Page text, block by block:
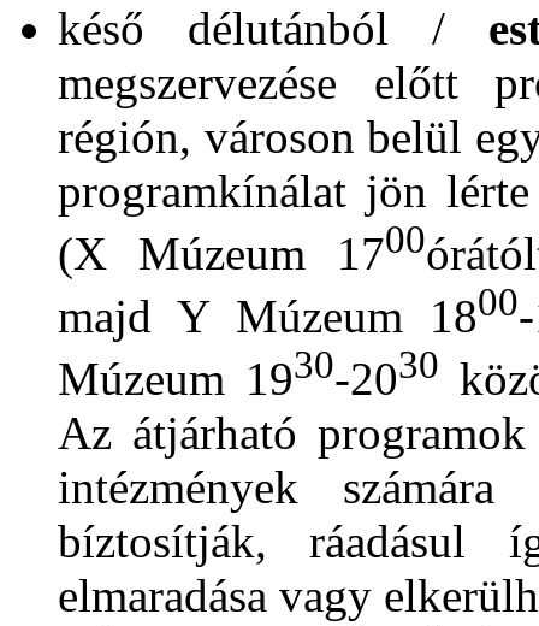
késő délutánból /
megszervezése előtt
régión, városon belül
programkínálat jön
(X Múzeum 1700
majd Y Múzeum 1800
Múzeum 1930-2030
Az átjárható
intézmények számára
bíztosítják, ráadásul
elmaradása vagy